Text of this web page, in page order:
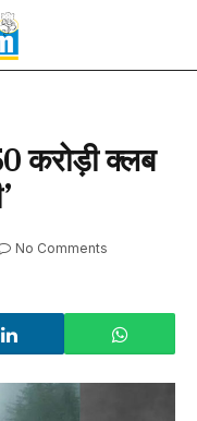
करोड़ी क्लब
No Comments